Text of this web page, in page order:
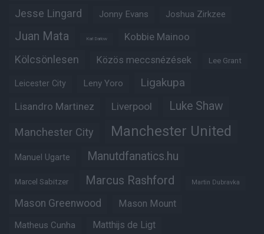
Jesse Lingard Jonny Evans Joshua Zirkzee
Juan Mata Karl Darlow Kobbie Mainoo
Kölcsönlesen Közös meccsnézések Lee Grant
Leicester City Leny Yoro Ligakupa
Lisandro Martinez Liverpool Luke Shaw
Manchester City Manchester United
Manuel Ugarte Manutdfanatics.hu
Marcel Sabitzer Marcus Rashford Martin Dubravka
Mason Greenwood Mason Mount
Matheus Cunha Matthijs de Ligt